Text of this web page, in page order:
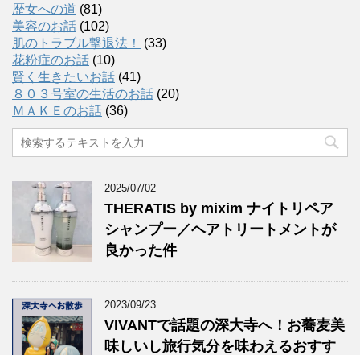
歴女への道 (81)
美容のお話 (102)
肌のトラブル撃退法！
(33)
花粉症のお話 (10)
賢く生きたいお話 (41)
８０３号室の生活のお話 (20)
ＭＡＫＥのお話 (36)
2025/07/02
THERATIS by mixim ナイトリペア
シャンプー／ヘアトリートメントが
良かった件
2023/09/23
VIVANTで話題の深大寺へ！お蕎麦美
味しいし旅行気分を味わえるおすす